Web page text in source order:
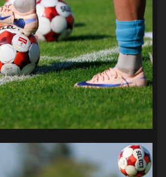
(100) SIEDLECKA(63)
SZCZECIN (72)
STOCZNIA SZCZECIN(40)
SUPERLIGA MĘŻCZYZN(92)
TENIS(26) TREFL SOPOT(26)
LUBIN(36) ŚLĄSK WROCŁAW (29)